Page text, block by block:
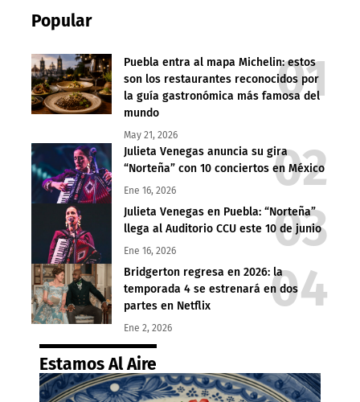
Popular
Puebla entra al mapa Michelin: estos
son los restaurantes reconocidos por
la guía gastronómica más famosa del
mundo
May 21, 2026
Julieta Venegas anuncia su gira
“Norteña” con 10 conciertos en México
Ene 16, 2026
Julieta Venegas en Puebla: “Norteña”
llega al Auditorio CCU este 10 de junio
Ene 16, 2026
Bridgerton regresa en 2026: la
temporada 4 se estrenará en dos
partes en Netflix
Ene 2, 2026
Estamos Al Aire